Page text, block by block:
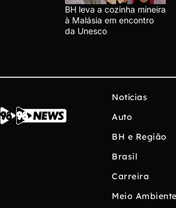
BH leva a cozinha mineira
à Malásia em encontro
da Unesco
Notícias
Auto
BH e Região
Brasil
Carreira
Meio Ambiente